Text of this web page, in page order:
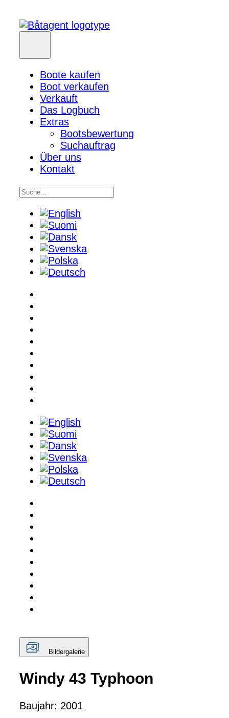
Boote kaufen
Boot verkaufen
Verkauft
Das Logbuch
Extras
Bootsbewertung
Suchauftrag
Über uns
Kontakt
Bildergalerie
Windy 43 Typhoon
Baujahr: 2001